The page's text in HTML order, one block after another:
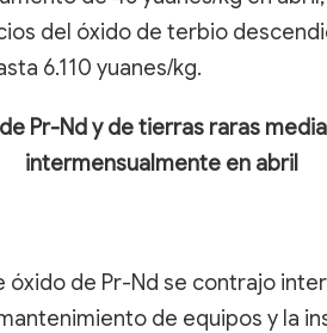
del óxido de terbio
6.110 yuanes/kg.
Pr-Nd y de tierras raras
intermensualmente en abril
óxido de Pr-Nd se contrajo
de equipos y la